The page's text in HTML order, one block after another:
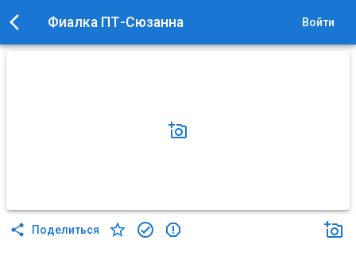
Фиалка ПТ-Сюзанна Войти
Поделиться